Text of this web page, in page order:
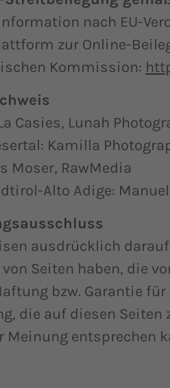
nach EU-
zur Online-
Kommission:
Casies, Lunah
Kamilla
Moser, RawMedia
Alto Adige:
ausdrücklich
Seiten haben, die
bzw. Garantie
die auf diesen
Meinung entsprechen